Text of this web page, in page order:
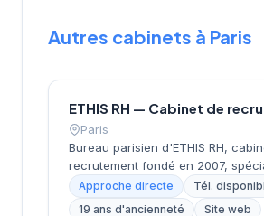
Autres cabinets à Paris
Paris
Bureau parisien d'ETHIS RH,
recrutement fondé en 2007,
conseil en ressources humaines,
recrutement de cadres et
Approche directe
Tél.
19 ans d'ancienneté
Site web